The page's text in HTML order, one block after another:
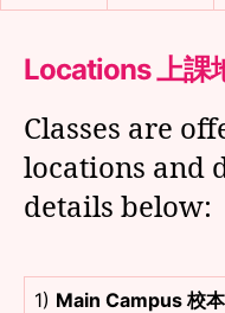
Locations 上課
Classes are
locations and
details below:
1) Main Campus 校本